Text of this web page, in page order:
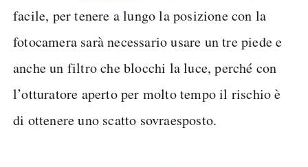
facile, per tenere a lungo la posizione con la
fotocamera sarà necessario usare un tre piede e
anche un filtro che blocchi la luce, perché con
l’otturatore aperto per molto tempo il rischio è
di ottenere uno scatto sovraesposto.